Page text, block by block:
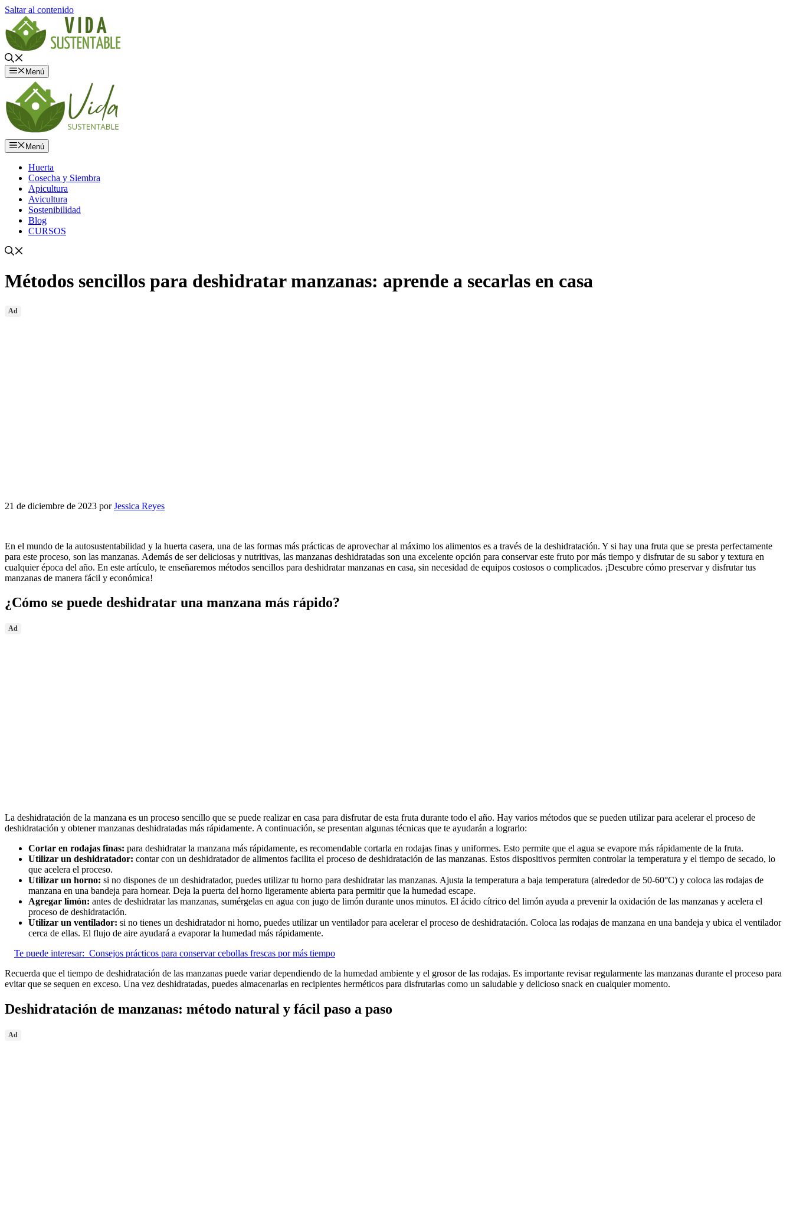
Saltar al contenido
Menú
Menú
Huerta
Cosecha y Siembra
Apicultura
Avicultura
Sostenibilidad
Blog
CURSOS
Métodos sencillos para deshidratar manzanas: aprende a secarlas en casa
Ad
21 de diciembre de 2023 porJessica Reyes
En el mundo de la autosustentabilidad y la huerta casera, una de las formas más prácticas de aprovechar al máximo los alimentos es a través de la deshidratación. Y si hay una fruta que se presta perfectamente
para este proceso, son las manzanas. Además de ser deliciosas y nutritivas, las manzanas deshidratadas son una excelente opción para conservar este fruto por más tiempo y disfrutar de su sabor y textura en
cualquier época del año. En este artículo, te enseñaremos métodos sencillos para deshidratar manzanas en casa, sin necesidad de equipos costosos o complicados. ¡Descubre cómo preservar y disfrutar tus
manzanas de manera fácil y económica!
¿Cómo se puede deshidratar una manzana más rápido?
Ad
La deshidratación de la manzana es un proceso sencillo que se puede realizar en casa para disfrutar de esta fruta durante todo el año. Hay varios métodos que se pueden utilizar para acelerar el proceso de
deshidratación y obtener manzanas deshidratadas más rápidamente. A continuación, se presentan algunas técnicas que te ayudarán a lograrlo:
Cortar en rodajas finas: para deshidratar la manzana más rápidamente, es recomendable cortarla en rodajas finas y uniformes. Esto permite que el agua se evapore más rápidamente de la fruta.
Utilizar un deshidratador: contar con un deshidratador de alimentos facilita el proceso de deshidratación de las manzanas. Estos dispositivos permiten controlar la temperatura y el tiempo de secado, lo
que acelera el proceso.
Utilizar un horno: si no dispones de un deshidratador, puedes utilizar tu horno para deshidratar las manzanas. Ajusta la temperatura a baja temperatura (alrededor de 50-60°C) y coloca las rodajas de
manzana en una bandeja para hornear. Deja la puerta del horno ligeramente abierta para permitir que la humedad escape.
Agregar limón: antes de deshidratar las manzanas, sumérgelas en agua con jugo de limón durante unos minutos. El ácido cítrico del limón ayuda a prevenir la oxidación de las manzanas y acelera el
proceso de deshidratación.
Utilizar un ventilador: si no tienes un deshidratador ni horno, puedes utilizar un ventilador para acelerar el proceso de deshidratación. Coloca las rodajas de manzana en una bandeja y ubica el ventilador
cerca de ellas. El flujo de aire ayudará a evaporar la humedad más rápidamente.
Te puede interesar: Consejos prácticos para conservar cebollas frescas por más tiempo
Recuerda que el tiempo de deshidratación de las manzanas puede variar dependiendo de la humedad ambiente y el grosor de las rodajas. Es importante revisar regularmente las manzanas durante el proceso para
evitar que se sequen en exceso. Una vez deshidratadas, puedes almacenarlas en recipientes herméticos para disfrutarlas como un saludable y delicioso snack en cualquier momento.
Deshidratación de manzanas: método natural y fácil paso a paso
Ad